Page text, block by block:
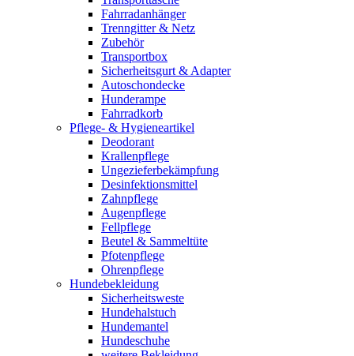
Fahrradanhänger
Trenngitter & Netz
Zubehör
Transportbox
Sicherheitsgurt & Adapter
Autoschondecke
Hunderampe
Fahrradkorb
Pflege- & Hygieneartikel
Deodorant
Krallenpflege
Ungezieferbekämpfung
Desinfektionsmittel
Zahnpflege
Augenpflege
Fellpflege
Beutel & Sammeltüte
Pfotenpflege
Ohrenpflege
Hundebekleidung
Sicherheitsweste
Hundehalstuch
Hundemantel
Hundeschuhe